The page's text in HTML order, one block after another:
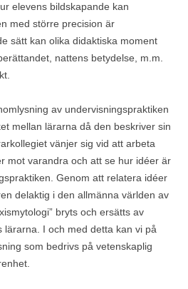
elevens bildskapande kan
med större precision är
sätt kan olika didaktiska moment
nattens betydelse, m.m.
av undervisningspraktiken
mellan lärarna då den beskriver sin
vänjer sig vid att arbeta
mot varandra och att se hur idéer är
Genom att relatera idéer
delaktig i den allmänna världen av
bryts och ersätts av
lärarna. I och med detta kan vi på
som bedrivs på vetenskaplig